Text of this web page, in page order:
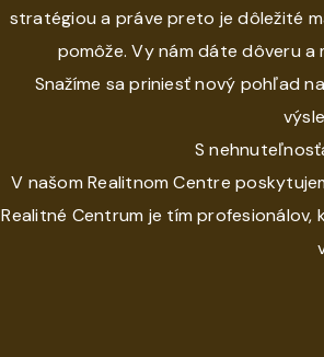
stratégiou a práve preto je dôležité
pomôže. Vy nám dáte dôveru
Snažíme sa priniesť nový pohľad
S
V našom Realitnom Centre
Realitné Centrum je tím